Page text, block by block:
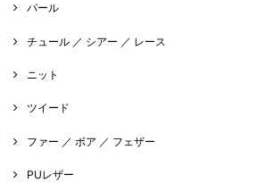
パール
チュール ／ シアー ／ レース
ニット
ツイード
ファー ／ ボア ／ フェザー
PUレザー